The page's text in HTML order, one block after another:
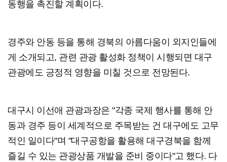
동행을 촉진할 계획이다.
경주와 안동 등을 통해 경북의 아름다움이 외지인들에
게 소개되고, 관련 관광 활성화 정책이 시행되면 대구
관광에도 긍정적 영향을 미칠 것으로 전망된다.
대구시 이선애 관광과장은 "각종 국제 행사를 통해 안
동과 경주 등이 세계적으로 주목받는 건 대구에도 고무
적인 일이다"며 "대구공항을 활용해 대구경북을 함께
즐길 수 있는 관광상품 개발을 준비 중이다"고 했다. 다